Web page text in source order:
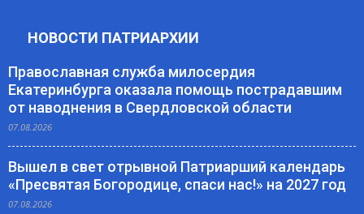
НОВОСТИ ПАТРИАРХИИ
Православная служба милосердия
Екатеринбурга оказала помощь пострадавшим
от наводнения в Свердловской области
07.08.2026
Вышел в свет отрывной Патриарший календарь
«Пресвятая Богородице, спаси нас!» на 2027 год
07.08.2026